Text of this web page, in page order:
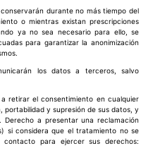
durante no más tiempo del
o mientras existan prescripciones
ya no sea necesario para ello, se
para garantizar la anonimización
los datos a terceros, salvo
retirar el consentimiento en cualquier
y supresión de sus datos, y
a presentar una reclamación
si considera que el tratamiento no se
para ejercer sus derechos: